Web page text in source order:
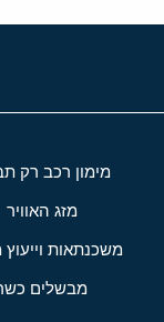
מימון רכב רק
מזג האוויר
משכנתאות וייעוץ
מבשלים